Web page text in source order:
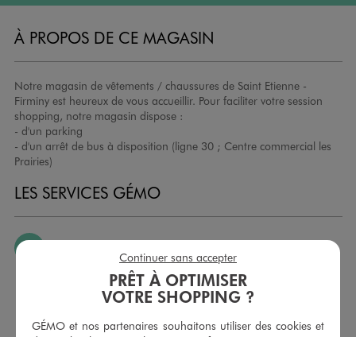
À PROPOS DE CE MAGASIN
Notre magasin de vêtements / chaussures de Saint Etienne -
Firminy est heureux de vous accueillir. Pour faciliter votre session
shopping, notre magasin dispose :
- d'un parking
- d'un arrêt de bus à disposition (ligne 30 ; Centre commercial les
Prairies)
LES SERVICES GÉMO
Nous échangeons et vous proposons un avoir ou un
remboursement pour tout article non porté, non retouché,
sous 30 jours, sur simple présentation du ticket de caisse,
PRÊT À OPTIMISER
VOTRE SHOPPING ?
GÉMO et nos partenaires souhaitons utiliser des cookies et
Continuer sans accepter